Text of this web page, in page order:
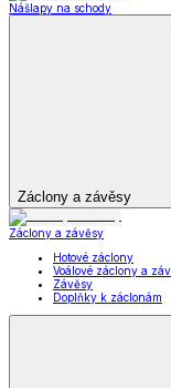
Nášlapy na schody
Záclony a závěsy
Záclony a závěsy
Hotové záclony
Voálové záclony a
Závěsy
Doplňky k záclonám